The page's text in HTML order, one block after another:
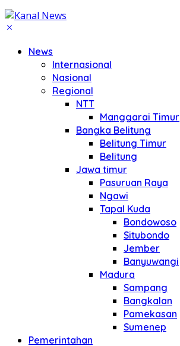
News
Internasional
Nasional
Regional
NTT
Manggarai Timur
Bangka Belitung
Belitung Timur
Belitung
Jawa timur
Pasuruan Raya
Ngawi
Tapal Kuda
Bondowoso
Situbondo
Jember
Banyuwangi
Madura
Sampang
Bangkalan
Pamekasan
Sumenep
Pemerintahan